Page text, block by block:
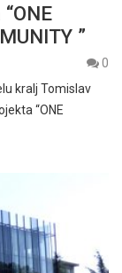
”
0
kralj Tomislav
“ONE